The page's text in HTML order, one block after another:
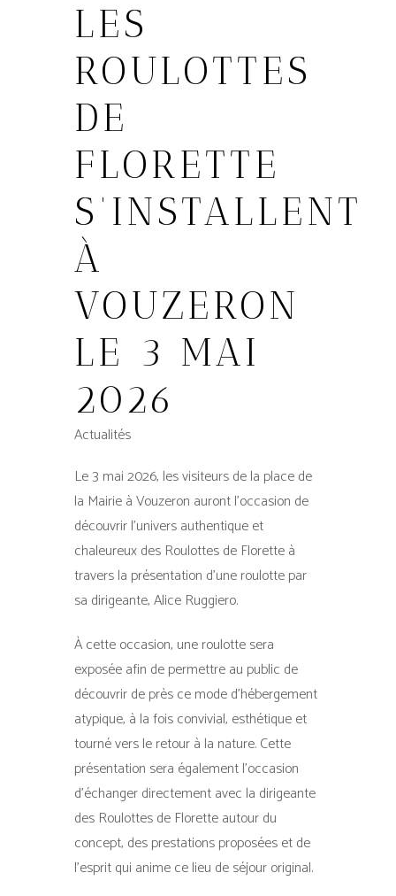
LES
ROULOTTES
DE
FLORETTE
S’INSTALLENT
À
VOUZERON
LE 3 MAI
2026
Actualités
Le 3 mai 2026, les visiteurs de la place de
la Mairie à Vouzeron auront l’occasion de
découvrir l’univers authentique et
chaleureux des Roulottes de Florette à
travers la présentation d’une roulotte par
sa dirigeante, Alice Ruggiero.
À cette occasion, une roulotte sera
exposée afin de permettre au public de
découvrir de près ce mode d’hébergement
atypique, à la fois convivial, esthétique et
tourné vers le retour à la nature. Cette
présentation sera également l’occasion
d’échanger directement avec la dirigeante
des Roulottes de Florette autour du
concept, des prestations proposées et de
l’esprit qui anime ce lieu de séjour original.